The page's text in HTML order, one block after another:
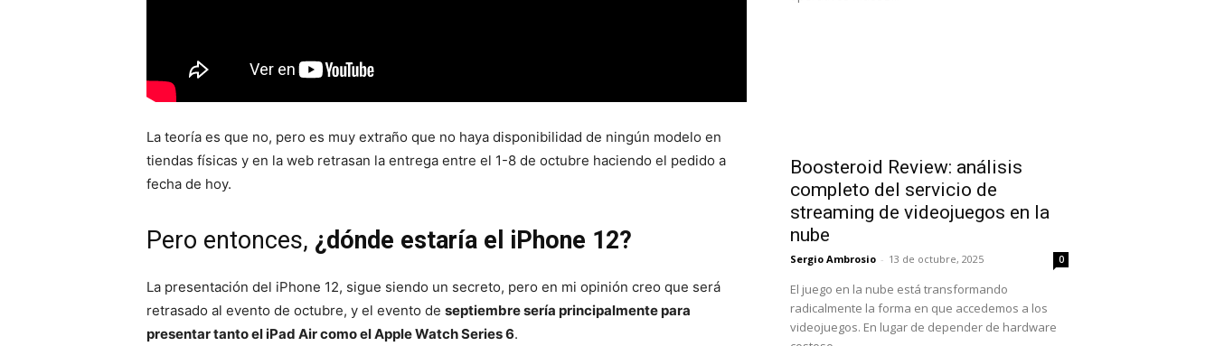
La teoría es que no, pero es muy extraño que no haya disponibilidad de ningún modelo en
tiendas físicas y en la web retrasan la entrega entre el 1-8 de octubre haciendo el pedido a
fecha de hoy.
Pero entonces, ¿dónde estaría el iPhone 12?
La presentación del iPhone 12, sigue siendo un secreto, pero en mi opinión creo que será
retrasado al evento de octubre, y el evento de septiembre sería principalmente para
presentar tanto el iPad Air como el Apple Watch Series 6.
Boosteroid Review: análisis
completo del servicio de
streaming de videojuegos en la
nube
Sergio Ambrosio - 13 de octubre, 2025 0
El juego en la nube está transformando
radicalmente la forma en que accedemos a los
videojuegos. En lugar de depender de hardware